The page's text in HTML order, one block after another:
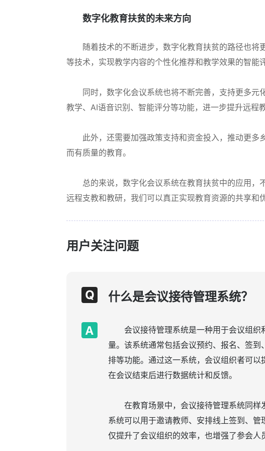
数字化教育扶贫的未来方向
随着技术的不断进步，数字化教育扶贫的路径也
等技术，实现教学内容的个性化推荐和教学效果的智能评
同时，数字化会议系统也将不断完善，支持更多元
教学、AI语音识别、智能评分等功能，进一步提升远程
此外，还需要加强政策支持和资金投入，推动更
而有质量的教育。
总的来说，数字化会议系统在教育扶贫中的应用
远程支教和教研，我们可以真正实现教育资源的共享和
用户关注问题
什么是会议接待管理系统？
会议接待管理系统是一种用于会议组
量。该系统通常包括会议预约、报名、签
排等功能。通过这一系统，会议组织者可
在会议结束后进行数据统计和反馈。
在教育场景中，会议接待管理系统同样
系统可以用于邀请教师、安排线上签到、
仅提升了会议组织的效率，也增强了参会人